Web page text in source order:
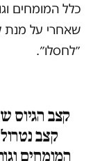
כלל המומחים
שאחרי על מנת
״לחסלו״.
קצב הגיוס
קצב
המומחים